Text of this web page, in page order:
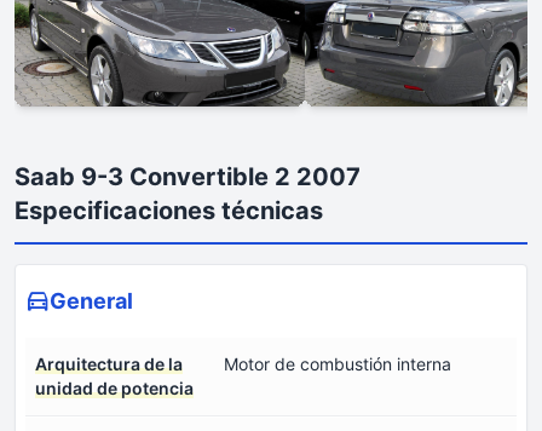
Saab 9-3 Convertible 2 2007
Especificaciones técnicas
General
Arquitectura de la
unidad de potencia
Motor de combustión interna